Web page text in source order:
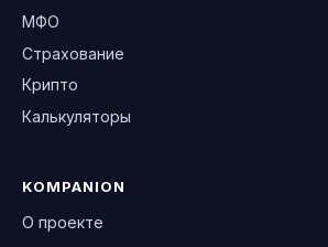
МФО
Страхование
Крипто
Калькуляторы
KOMPANION
О проекте